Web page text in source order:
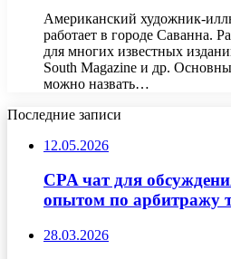
Американский художник-
работает в городе Саванна.
для многих известных
South Magazine и др.
можно назвать…
Последние записи
12.05.2026
CPA чат для
опытом по арбитражу
28.03.2026